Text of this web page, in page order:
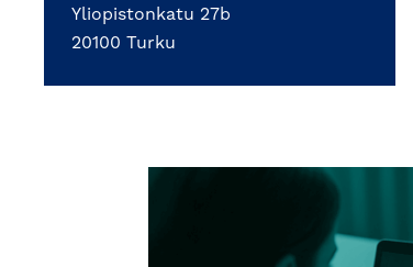
Yliopistonkatu 27b
20100 Turku